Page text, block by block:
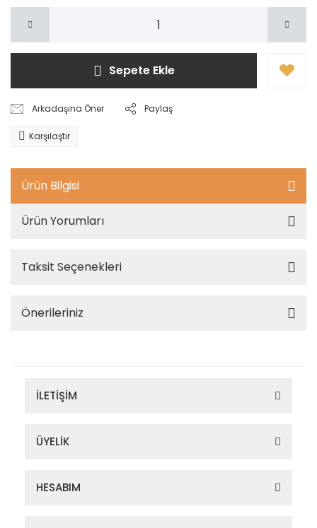
Sepete Ekle
Arkadaşına Öner Paylaş
Karşılaştır
Ürün Bilgisi
Ürün Yorumları
Taksit Seçenekleri
Önerileriniz
İLETİŞİM
ÜYELİK
HESABIM